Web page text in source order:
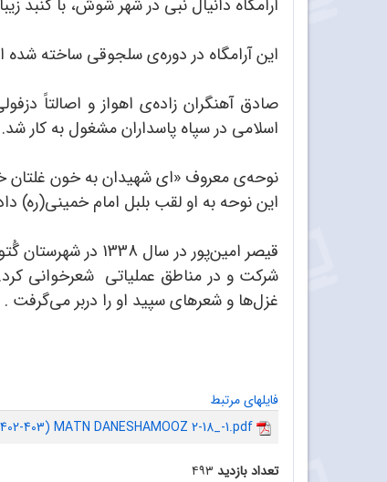
آرامگاه دانیال نبی در شهر شوش، با
این آرامگاه در دوره‌ی سلجوقی ساخته
اسلامی در سپاه پاسداران مشغول به کار
نوحه‌ی معروف «ای شهیدان به خون غلتان
این نوحه به او لقب بلبل امام خمینی(ره)
قیصر امین‌پور
شرکت و در مناطق عملیاتی شعرخوانی
غزل‌ها و شعرهای سپید او را دربر می‌گرفت .
فایلهای مرتبط
403) MATN DANESHAMOOZ 2-18_-1.pdf
تعداد بازدید ۴۹۳